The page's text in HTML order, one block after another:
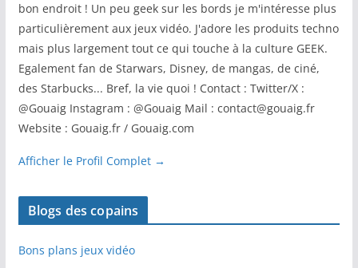
bon endroit ! Un peu geek sur les bords je m'intéresse plus
particulièrement aux jeux vidéo. J'adore les produits techno
mais plus largement tout ce qui touche à la culture GEEK.
Egalement fan de Starwars, Disney, de mangas, de ciné,
des Starbucks... Bref, la vie quoi ! Contact : Twitter/X :
@Gouaig Instagram : @Gouaig Mail : contact@gouaig.fr
Website : Gouaig.fr / Gouaig.com
Afficher le Profil Complet →
Blogs des copains
Bons plans jeux vidéo